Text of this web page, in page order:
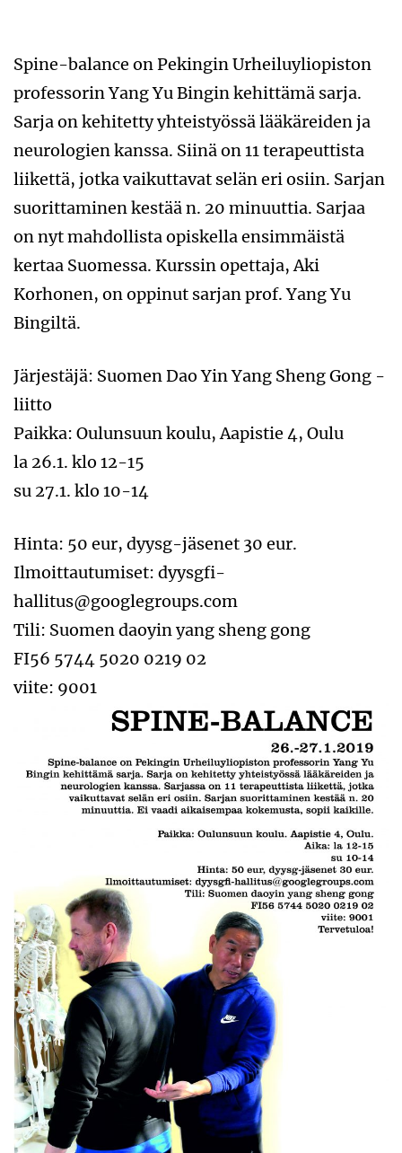
Spine-balance on Pekingin Urheiluyliopiston
professorin Yang Yu Bingin kehittämä sarja.
Sarja on kehitetty yhteistyössä lääkäreiden ja
neurologien kanssa. Siinä on 11 terapeuttista
liikettä, jotka vaikuttavat selän eri osiin. Sarjan
suorittaminen kestää n. 20 minuuttia. Sarjaa
on nyt mahdollista opiskella ensimmäistä
kertaa Suomessa. Kurssin opettaja, Aki
Korhonen, on oppinut sarjan prof. Yang Yu
Bingiltä.
Järjestäjä: Suomen Dao Yin Yang Sheng Gong -
liitto
Paikka: Oulunsuun koulu, Aapistie 4, Oulu
la 26.1. klo 12-15
su 27.1. klo 10-14
Hinta: 50 eur, dyysg-jäsenet 30 eur.
Ilmoittautumiset: dyysgfi-
hallitus@googlegroups.com
Tili: Suomen daoyin yang sheng gong
FI56 5744 5020 0219 02
viite: 9001